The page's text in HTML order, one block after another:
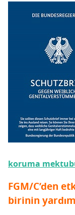
koru­ma
FGM/C’den
biri­nin